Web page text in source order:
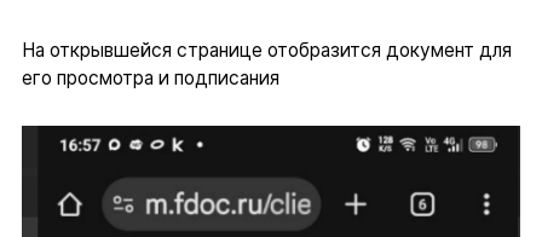
На открывшейся странице отобразится документ для
его просмотра и подписания